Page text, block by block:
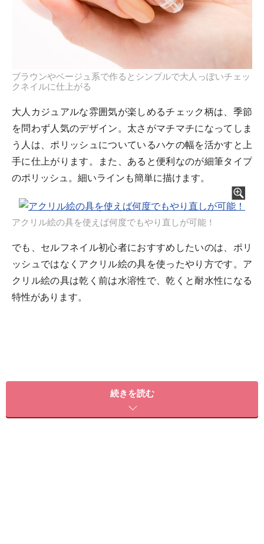
ブラウンやベージュ系で作るとシンプルで大人っぽいチェッ
クネイルに仕上がる
大人カジュアルな雰囲気が楽しめるチェック柄は、季節
を問わず人気のデザイン。太さがマチマチになってしま
う人は、ポリッシュについているハケの幅を活かすと上
手に仕上がります。また、あると便利なのが細筆タイプ
のポリッシュ。細いラインも簡単に描けます。
アクリル絵の具を使えば何度でもやり直しが可能！
でも、セルフネイル初心者におすすめしたいのは、ポリ
ッシュではなくアクリル絵の具を使ったやり方です。ア
クリル絵の具は乾く前は水溶性で、乾くと耐水性になる
特性があります。
続きを読む